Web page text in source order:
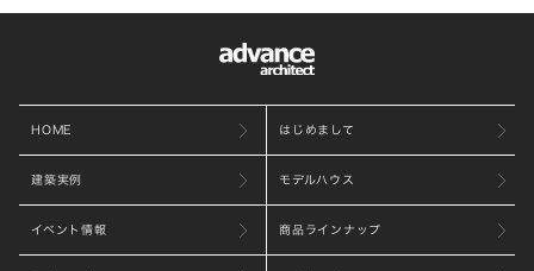
HOME はじめまして
建築実例 モデルハウス
イベント情報 商品ラインナップ